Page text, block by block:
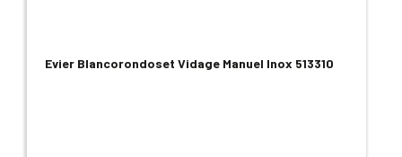
Evier Blancorondoset Vidage Manuel Inox 513310